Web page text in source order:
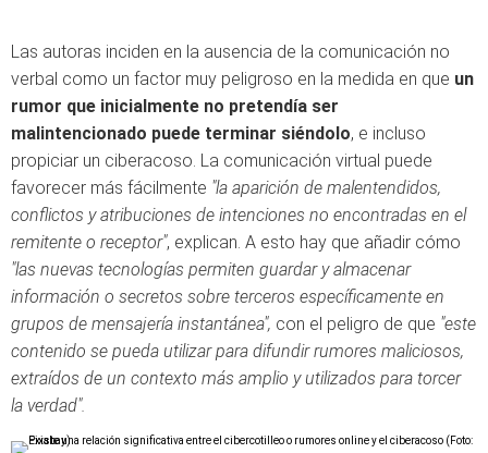
Las autoras inciden en la ausencia de la comunicación no
verbal como un factor muy peligroso en la medida en que un
rumor que inicialmente no pretendía ser
malintencionado puede terminar siéndolo, e incluso
propiciar un ciberacoso. La comunicación virtual puede
favorecer más fácilmente "la aparición de malentendidos,
conflictos y atribuciones de intenciones no encontradas en el
remitente o receptor", explican. A esto hay que añadir cómo
"las nuevas tecnologías permiten guardar y almacenar
información o secretos sobre terceros específicamente en
grupos de mensajería instantánea", con el peligro de que "este
contenido se pueda utilizar para difundir rumores maliciosos,
extraídos de un contexto más amplio y utilizados para torcer
la verdad".